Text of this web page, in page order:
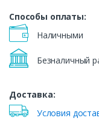
Способы оплаты:
Наличными
Безналичный
Доставка:
Условия